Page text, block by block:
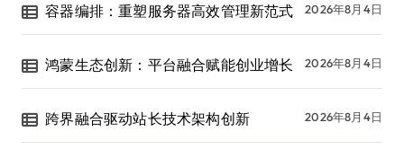
容器编排：重塑服务器高效管理新范式 2026年8月4日
鸿蒙生态创新：平台融合赋能创业增长 2026年8月4日
跨界融合驱动站长技术架构创新 2026年8月4日